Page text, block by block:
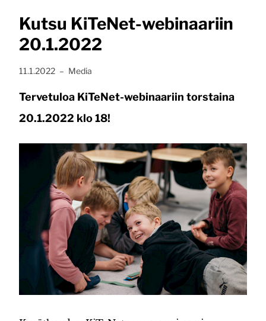
Kutsu KiTeNet-webinaariin
20.1.2022
Julkaistu:
11.1.2022 – , Kategoria:
Media
Tervetuloa KiTeNet-webinaariin torstaina
20.1.2022 klo 18!